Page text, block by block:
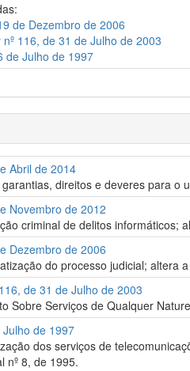
de Dezembro de 2006
116, de 31 de Julho de 2003
de Julho de 1997
Abril de 2014
direitos e deveres para o
Novembro de 2012
criminal de delitos informáticos;
Dezembro de 2006
do processo judicial; altera
de 31 de Julho de 2003
Sobre Serviços de Qualquer
Julho de 1997
dos serviços de
nº 8, de 1995.